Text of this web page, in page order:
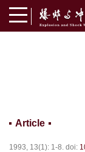
Article
1993, 13(1): 1-8. doi: